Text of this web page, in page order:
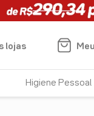
lojas
Higiene Pessoal